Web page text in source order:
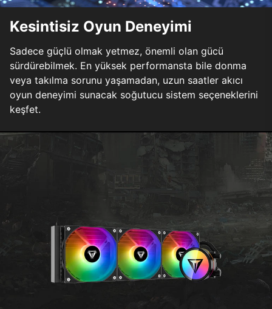
Kesintisiz Oyun Deneyimi
Sadece güçlü olmak yetmez, önemli olan gücü
sürdürebilmek. En yüksek performansta bile donma
veya takılma sorunu yaşamadan, uzun saatler akıcı
oyun deneyimi sunacak soğutucu sistem seçeneklerini
keşfet.